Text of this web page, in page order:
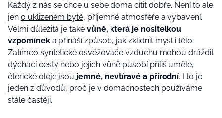
Každý z nás se chce u sebe doma cítit dobře. Není to ale
jen o uklizeném bytě, příjemné atmosféře a vybavení.
Velmi důležitá je také vůně, která je nositelkou
vzpomínek a přináší způsob, jak zklidnit mysl i tělo.
Zatímco syntetické osvěžovače vzduchu mohou dráždit
dýchací cesty nebo jejich vůně působí příliš uměle,
éterické oleje jsou jemné, nevtíravé a přírodní. I to je
jeden z důvodů, proč je v domácnostech používáme
stále častěji.